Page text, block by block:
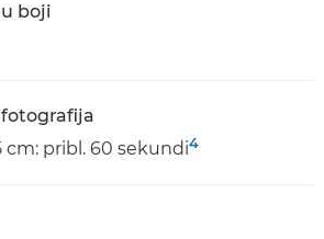
boji
fotografija
cm: pribl. 60 sekundi4